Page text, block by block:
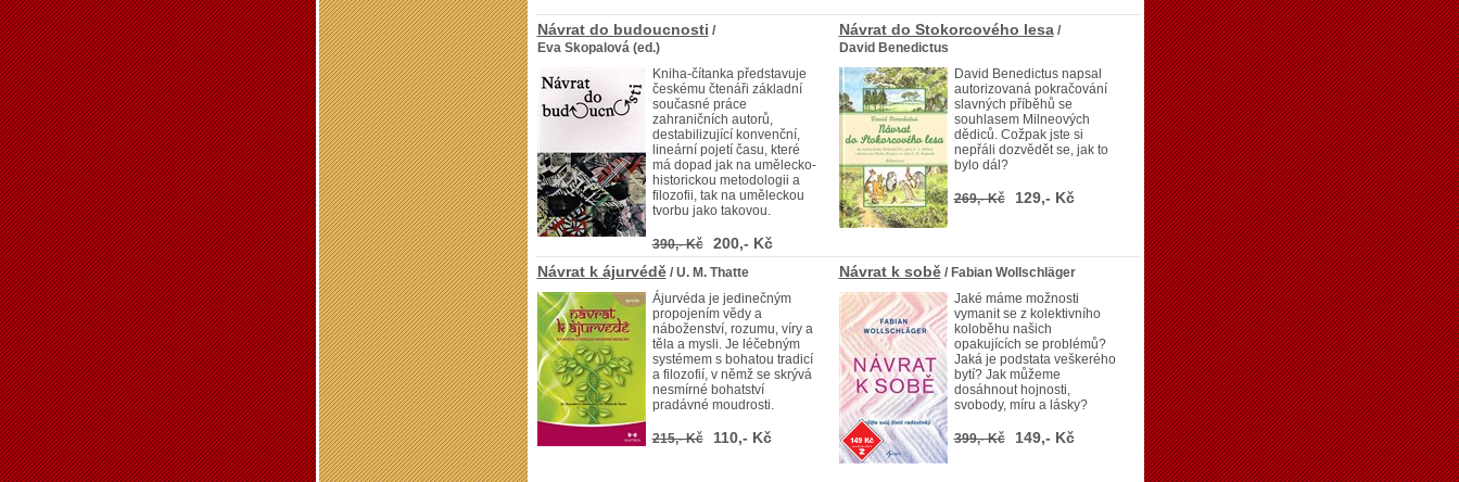
Návrat do budoucnosti /
Eva Skopalová (ed.)
Kniha-čítanka představuje
českému čtenáři základní
současné práce
zahraničních autorů,
destabilizující konvenční,
lineární pojetí času, které
má dopad jak na umělecko-
historickou metodologii a
filozofii, tak na uměleckou
tvorbu jako takovou.
390,- Kč 200,- Kč
Návrat do Stokorcového lesa/
David Benedictus
David Benedictus napsal
autorizovaná pokračování
slavných příběhů se
souhlasem Milneových
dědiců. Cožpak jste si
nepřáli dozvědět se, jak to
bylo dál?
269,- Kč 129,- Kč
Návrat k ájurvédě/ U. M. Thatte
Ájurvéda je jedinečným
propojením vědy a
náboženství, rozumu, víry a
těla a mysli. Je léčebným
systémem s bohatou tradicí
a filozofií, v němž se skrývá
nesmírné bohatství
pradávné moudrosti.
215,- Kč 110,- Kč
Návrat k sobě/ Fabian Wollschläger
Jaké máme možnosti
vymanit se z kolektivního
koloběhu našich
opakujících se problémů?
Jaká je podstata veškerého
bytí? Jak můžeme
dosáhnout hojnosti,
svobody, míru a lásky?
399,- Kč 149,- Kč